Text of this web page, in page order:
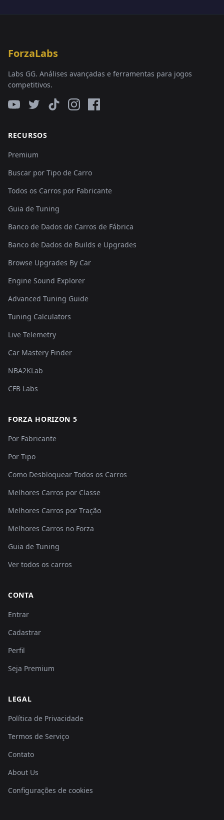
ForzaLabs
Labs GG. Análises avançadas e ferramentas para jogos
competitivos.
RECURSOS
Premium
Buscar por Tipo de Carro
Todos os Carros por Fabricante
Guia de Tuning
Banco de Dados de Carros de Fábrica
Banco de Dados de Builds e Upgrades
Browse Upgrades By Car
Engine Sound Explorer
Advanced Tuning Guide
Tuning Calculators
Live Telemetry
Car Mastery Finder
NBA2KLab
CFB Labs
FORZA HORIZON 5
Por Fabricante
Por Tipo
Como Desbloquear Todos os Carros
Melhores Carros por Classe
Melhores Carros por Tração
Melhores Carros no Forza
Guia de Tuning
Ver todos os carros
CONTA
Entrar
Cadastrar
Perfil
Seja Premium
LEGAL
Política de Privacidade
Termos de Serviço
Contato
About Us
Configurações de cookies